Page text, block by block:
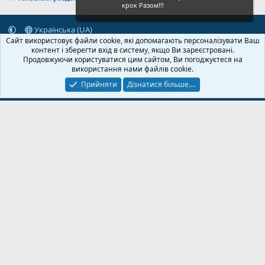
Українська (UA)
Зворотній зв'язок
Умови і правила
Політика конфіденційності
Дoпoмoга
Головна
R
S
S
© 2020-2026 FPVUA.ORG Розроблено:Magshifter
крок Разом!!!
Сайт використовує файли cookie, які допомагають персоналізувати Ваш
контент і зберегти вхід в систему, якщо Ви зареєстровані.
Продовжуючи користуватися цим сайтом, Ви погоджуєтеся на
використання нами файлів cookie.
Прийняти
Дізнатися більше....